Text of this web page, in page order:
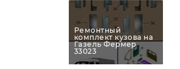
Ремонтный
комплект кузова на
Газель Фермер
33023